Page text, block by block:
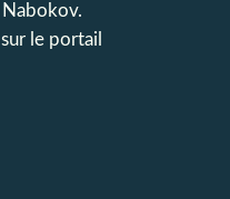
sur le portail